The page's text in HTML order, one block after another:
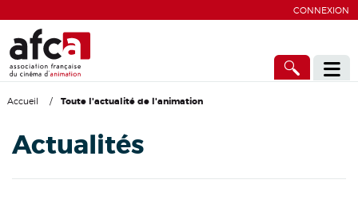
CONNEXION
Accueil / Toute l'actualité de l'animation
Actualités